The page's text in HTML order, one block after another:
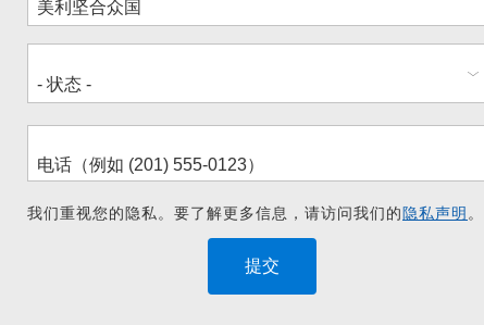
址
我们重视您的隐私。要了解更多信息，请访问我们的隐私声明。